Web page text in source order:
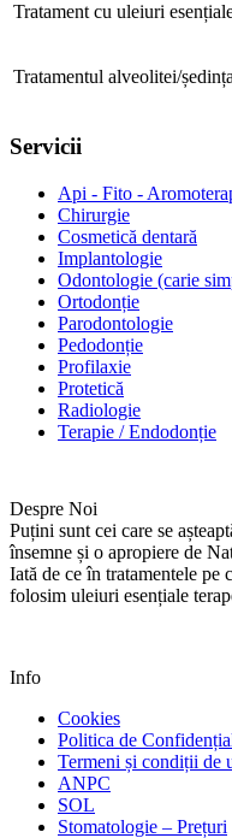
Tratament cu uleiuri
Tratamentul alveolitei/
Servicii
Api - Fito -
Chirurgie
Cosmetică dentară
Implantologie
Odontologie (carie
Ortodonție
Parodontologie
Pedodonție
Profilaxie
Protetică
Radiologie
Terapie / Endodonție
Despre Noi
Puțini sunt cei care se
însemne și o apropiere de
Iată de ce în tratamentele
folosim uleiuri esențiale
Info
Cookies
Politica de
Termeni și condiții de
ANPC
SOL
Stomatologie – Prețuri